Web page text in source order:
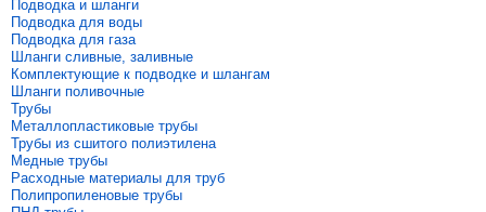
Подводка и шланги
Подводка для воды
Подводка для газа
Шланги сливные, заливные
Комплектующие к подводке и шлангам
Шланги поливочные
Трубы
Металлопластиковые трубы
Трубы из сшитого полиэтилена
Медные трубы
Расходные материалы для труб
Полипропиленовые трубы